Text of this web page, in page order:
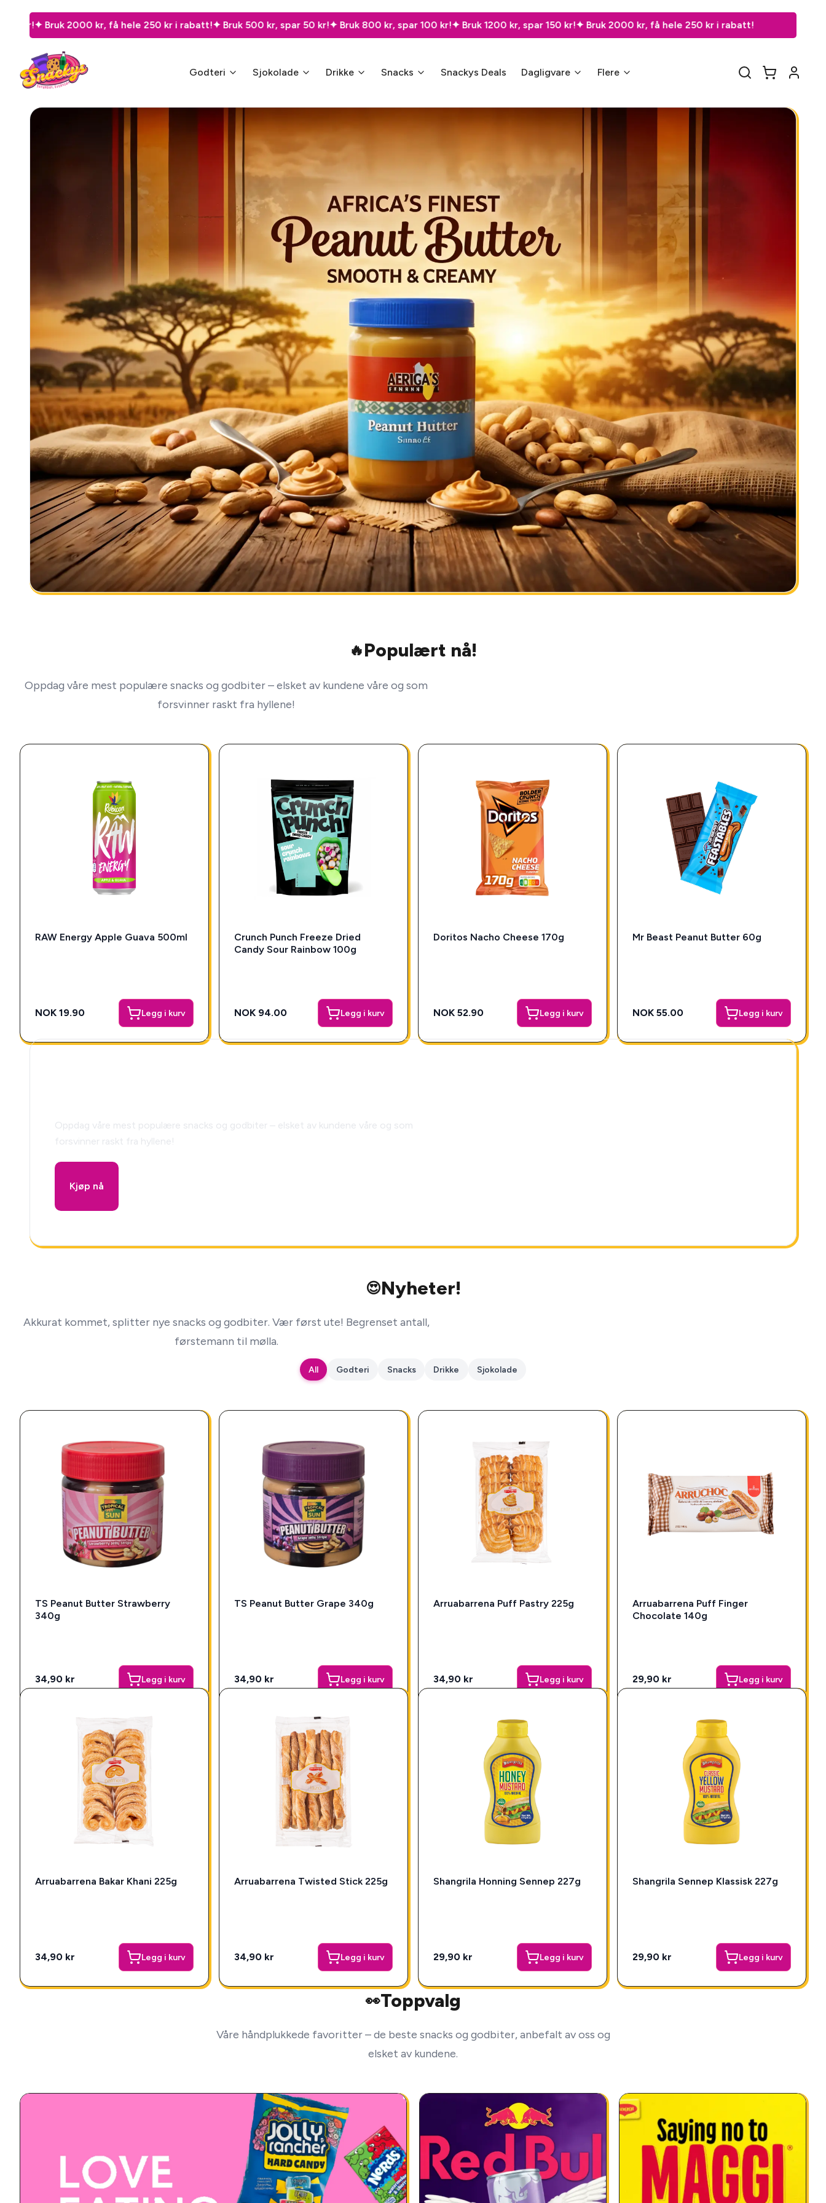
hele 250 kr i rabatt!✦ Bruk 500 kr, spar 50 kr! ✦ Bruk 800 kr, spar 100 kr!✦ Bruk 1200 kr, spar 150 kr!✦ Bruk 2000 kr, få hele 250 kr i rabatt!
Godteri Sjokolade Drikke Snacks Snackys Deals Dagligvare Flere
🔥Populært nå!
Oppdag våre mest populære snacks og godbiter – elsket av kundene våre og som
forsvinner raskt fra hyllene!
RAW Energy Apple Guava 500ml
NOK 19.90 Legg i kurv
Crunch Punch Freeze Dried
Candy Sour Rainbow 100g
NOK 94.00 Legg i kurv
Doritos Nacho Cheese 170g
NOK 52.90 Legg i kurv
Mr Beast Peanut Butter 60g
NOK 55.00 Legg i kurv
Oppdag våre mest populære snacks og godbiter – elsket av kundene våre og som
forsvinner raskt fra hyllene!
Kjøp nå
😍Nyheter!
Akkurat kommet, splitter nye snacks og godbiter. Vær først ute! Begrenset antall,
førstemann til mølla.
All Godteri Snacks Drikke Sjokolade
TS Peanut Butter Strawberry
340g
34,90 kr Legg i kurv
TS Peanut Butter Grape 340g
34,90 kr Legg i kurv
Arruabarrena Puff Pastry 225g
34,90 kr Legg i kurv
Arruabarrena Puff Finger
Chocolate 140g
29,90 kr Legg i kurv
Arruabarrena Bakar Khani 225g
34,90 kr Legg i kurv
Arruabarrena Twisted Stick 225g
34,90 kr Legg i kurv
Shangrila Honning Sennep 227g
29,90 kr Legg i kurv
Shangrila Sennep Klassisk 227g
29,90 kr Legg i kurv
👀Toppvalg
Våre håndplukkede favoritter – de beste snacks og godbiter, anbefalt av oss og
elsket av kundene.